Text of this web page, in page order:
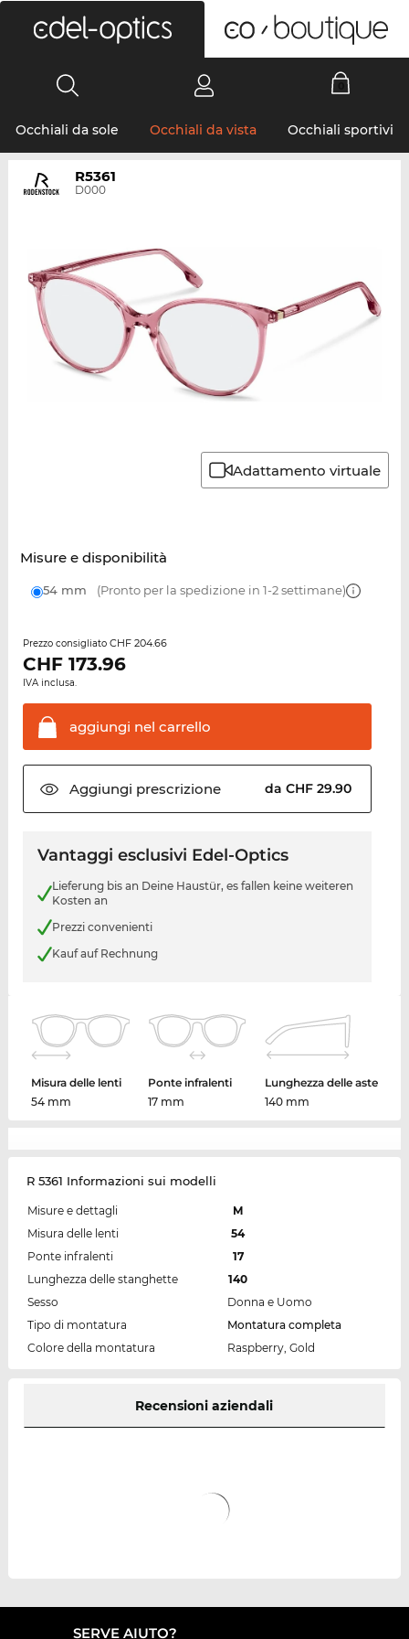
Occhiali da sole Occhiali da vista Occhiali sportivi
R5361
D000
Adattamento virtuale
Misure e disponibilità
54 mm (Pronto per la spedizione in 1-2 settimane)
Prezzo consigliato CHF 204.66
CHF 173.96
IVA inclusa.
aggiungi nel carrello
Aggiungi prescrizione da CHF 29.90
Vantaggi esclusivi Edel-Optics
Lieferung bis an Deine Haustür, es fallen keine weiteren
Kosten an
Prezzi convenienti
Kauf auf Rechnung
Misura delle lenti
54 mm
Ponte infralenti
17 mm
Lunghezza delle aste
140 mm
R 5361 Informazioni sui modelli
Misure e dettagli
M
Misura delle lenti
54
Ponte infralenti
17
Lunghezza delle stanghette
140
Sesso
Donna e Uomo
Tipo di montatura
Montatura completa
Colore della montatura
Raspberry, Gold
Recensioni aziendali
SERVE AIUTO?